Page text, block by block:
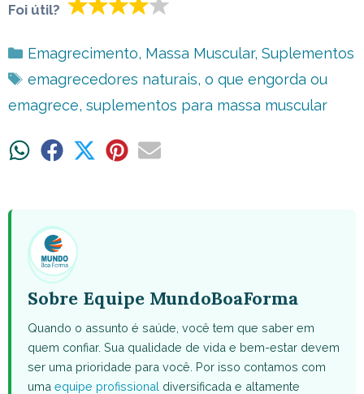
Foi útil?
Categorias
Emagrecimento, Massa Muscular, Suplementos
Tags
emagrecedores naturais, o que engorda ou
emagrece, suplementos para massa muscular
ShareShare ShareShareShare
Sobre Equipe MundoBoaForma
Quando o assunto é saúde, você tem que saber em
quem confiar. Sua qualidade de vida e bem-estar devem
ser uma prioridade para você. Por isso contamos com
uma equipe profissional diversificada e altamente